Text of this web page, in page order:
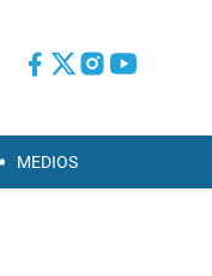
MEDIOS